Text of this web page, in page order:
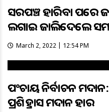
ସରପଞ୍ଚ ହାରିବା ପରେ
ଲଗାଇ ଜାଲିଦେଲେ
March 2, 2022 | 12:54 PM
ପଂଚାୟତ ନିର୍ବାଚନ
ପ୍ରତିଶତ ହ୍ରାସ ମତଦାନ ହାର